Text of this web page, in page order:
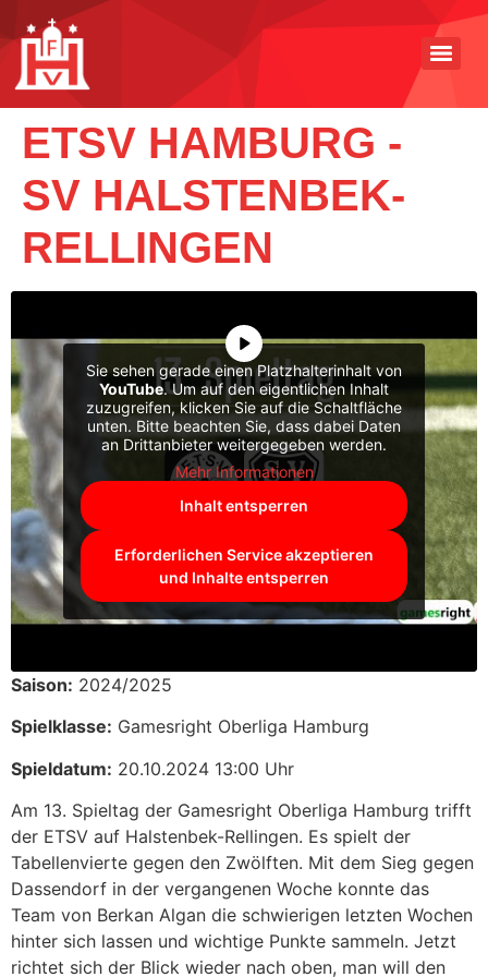
ETSV HAMBURG -
SV HALSTENBEK-
RELLINGEN
Sie sehen gerade einen Platzhalterinhalt von
YouTube. Um auf den eigentlichen Inhalt
zuzugreifen, klicken Sie auf die Schaltfläche
unten. Bitte beachten Sie, dass dabei Daten
an Drittanbieter weitergegeben werden.
Mehr Informationen
Inhalt entsperren
Erforderlichen Service akzeptieren
und Inhalte entsperren
Saison: 2024/2025
Spielklasse: Gamesright Oberliga Hamburg
Spieldatum: 20.10.2024 13:00 Uhr
Am 13. Spieltag der Gamesright Oberliga Hamburg trifft
der ETSV auf Halstenbek-Rellingen. Es spielt der
Tabellenvierte gegen den Zwölften. Mit dem Sieg gegen
Dassendorf in der vergangenen Woche konnte das
Team von Berkan Algan die schwierigen letzten Wochen
hinter sich lassen und wichtige Punkte sammeln. Jetzt
richtet sich der Blick wieder nach oben, man will den